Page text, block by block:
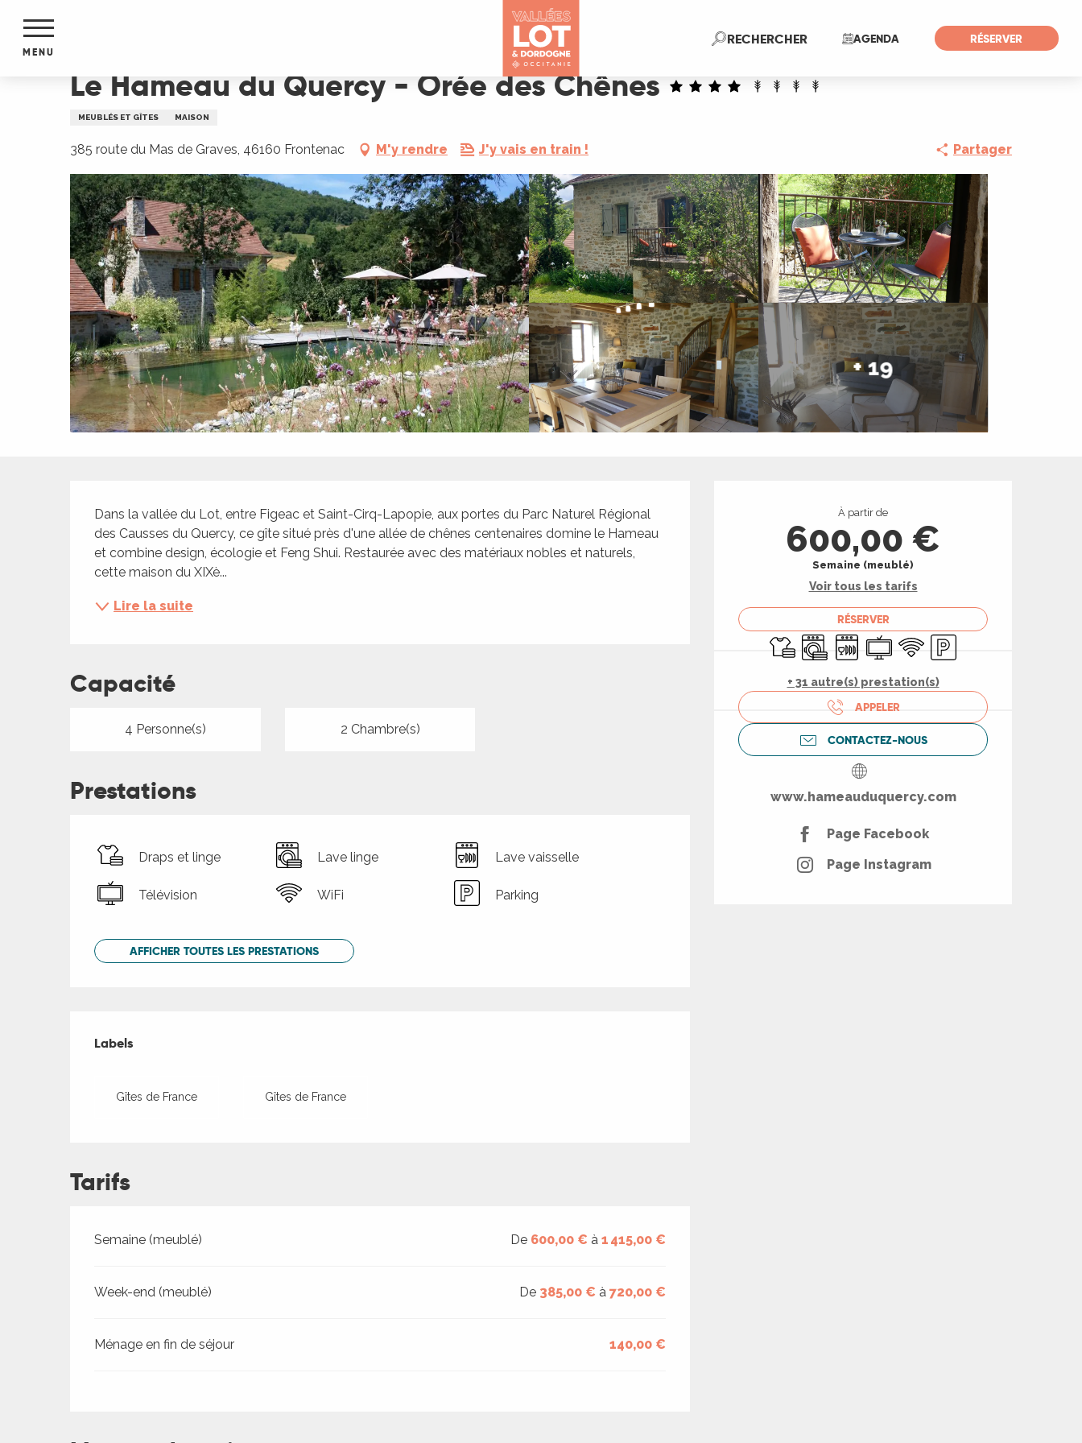
contenu
AGENDA RÉSERVER
RECHERCHERRecherche
MENU
Le Hameau du Quercy - Orée des Chênes
MEUBLÉS ET GÎTES MAISON
385 route du Mas de Graves, 46160 Frontenac M'y rendre J'y vais en train ! Partager
+ 19
Ouverture et
À partir de
600,00 €
Semaine (meublé)
Voir tous les tarifs
RÉSERVER
Draps et linge
Lave lingeLave vaisselle
Télévision
WiFi Parking
+ 31 autre(s) prestation(s)
APPELER
CONTACTEZ-NOUS
www.hameauduquercy.com
Page Facebook
Page Instagram
Description
Dans la vallée du Lot, entre Figeac et Saint-Cirq-Lapopie, aux portes du Parc Naturel Régional
des Causses du Quercy, ce gîte situé près d'une allée de chênes centenaires domine le Hameau
et combine design, écologie et Feng Shui. Restaurée avec des matériaux nobles et naturels,
cette maison du XIXè...
Lire la suite
Capacité
4 Personne(s) 2 Chambre(s)
Prestations
Draps et linge Lave linge Lave vaisselle
Télévision WiFi Parking
AFFICHER TOUTES LES PRESTATIONS
Offres de prestations
Labels
Labels
Gîtes de France Gîtes de France
Tarifs
Tarifs 2026
Semaine (meublé) De 600,00 € à1 415,00 €
Week-end (meublé) De 385,00 € à720,00 €
Ménage en fin de séjour 140,00 €